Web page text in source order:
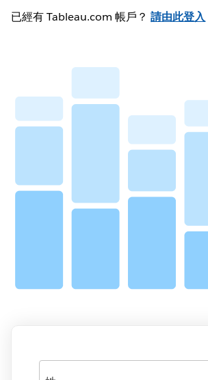
已經有 Tableau.com 帳戶？請由此登入